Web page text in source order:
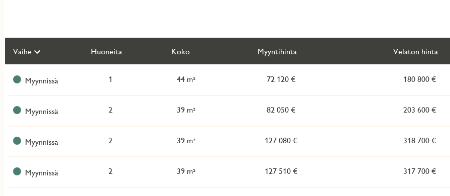
Näytä
kaikki
kohteet
Vaihe Huoneita Koko Myyntihinta Velaton hinta
Myynnissä 1 44 m² 72 120 € 180 800 €
Myynnissä 2 39 m² 82 050 € 203 600 €
Myynnissä 2 39 m² 127 080 € 318 700 €
Myynnissä 2 39 m² 127 510 € 317 700 €